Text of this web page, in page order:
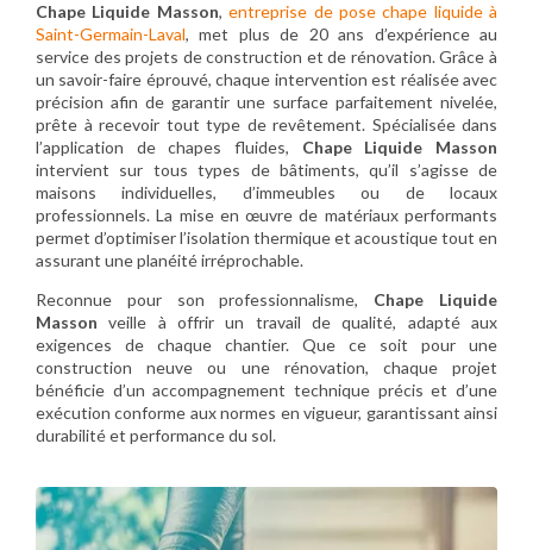
Chape Liquide Masson,entreprise de pose chape liquide à
Saint-Germain-Laval, met plus de 20 ans d’expérience au
service des projets de construction et de rénovation. Grâce à
un savoir-faire éprouvé, chaque intervention est réalisée avec
précision afin de garantir une surface parfaitement nivelée,
prête à recevoir tout type de revêtement. Spécialisée dans
l’application de chapes fluides, Chape Liquide Masson
intervient sur tous types de bâtiments, qu’il s’agisse de
maisons individuelles, d’immeubles ou de locaux
professionnels. La mise en œuvre de matériaux performants
permet d’optimiser l’isolation thermique et acoustique tout en
assurant une planéité irréprochable.
Reconnue pour son professionnalisme, Chape Liquide
Masson veille à offrir un travail de qualité, adapté aux
exigences de chaque chantier. Que ce soit pour une
construction neuve ou une rénovation, chaque projet
bénéficie d’un accompagnement technique précis et d’une
exécution conforme aux normes en vigueur, garantissant ainsi
durabilité et performance du sol.